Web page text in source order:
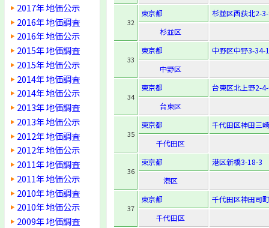
2017年 地価公示
2016年 地価調査
2016年 地価公示
2015年 地価調査
2015年 地価公示
2014年 地価調査
2014年 地価公示
2013年 地価調査
2013年 地価公示
2012年 地価調査
2012年 地価公示
2011年 地価調査
2011年 地価公示
2010年 地価調査
2010年 地価公示
2009年 地価調査
32
東京都
杉並区西荻北2-
杉並区
33
東京都
中野区中野3-34-
中野区
34
東京都
台東区北上野2-
台東区
35
東京都
千代田区神田三
千代田区
36
東京都
港区新橋3-18-3
港区
37
東京都
千代田区神田司
千代田区